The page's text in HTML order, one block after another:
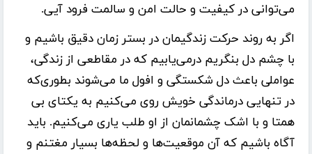
می‌توانی در کیفیت و حالت امن و سالمت فرود آیی.
اگر به روند حرکت زندگیمان در بستر زمان دقیق باشیم و
با چشم دل بنگریم درمی‌یابیم که در مقاطعی از زندگی،
عواملی باعث دل شکستگی و افول ما می‌شوند بطوری‌که
در تنهایی درماندگی خویش روی می‌کنیم به یکتای بی
همتا و با اشک چشمانمان از او طلب یاری می‌کنیم. باید
آگاه باشیم که آن موقعیت‌ها و لحظه‌ها بسیار مغتنم و